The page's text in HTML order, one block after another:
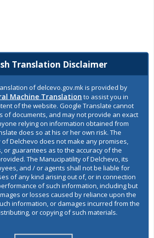
Translation Disclaimer
of delcevo.gov.mk is provided by
Machine Translation to assist you in
of the website. Google Translate cannot
of documents, and may not provide an exact
relying on information obtained from
does so at his or her own risk. The
Delchevo does not make any promises,
or guarantees as to the accuracy of the
The Manucipatility of Delchevo, its
and / or agents shall not be liable for
of any kind arising out of, or in connection
of such information, including but
or losses caused by reliance upon the
information, or damages incurred from the
or copying of such materials.